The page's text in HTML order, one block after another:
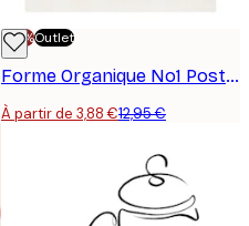
-70%Outlet
Forme Organique No1 Poster
À partir de 3,88 €12,95 €